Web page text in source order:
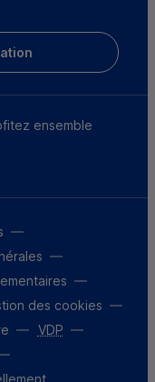
ensemble
des cookies
VDP